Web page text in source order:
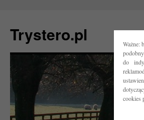
Ważne:
do
cookies
Trystero.pl